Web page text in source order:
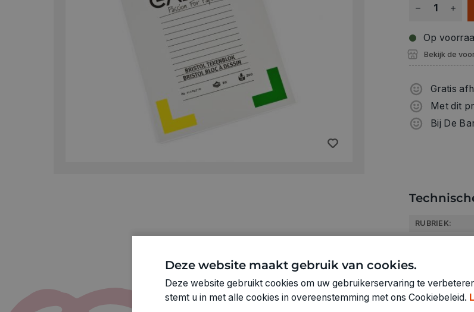
Op
Bekijk de
Gratis
Met dit
Bij De
RUBRIEK:
Deze website maakt gebruik van cookies.
Deze website gebruikt cookies om uw gebruikerservaring te
stemt u in met alle cookies in overeenstemming met ons Cookiebeleid.